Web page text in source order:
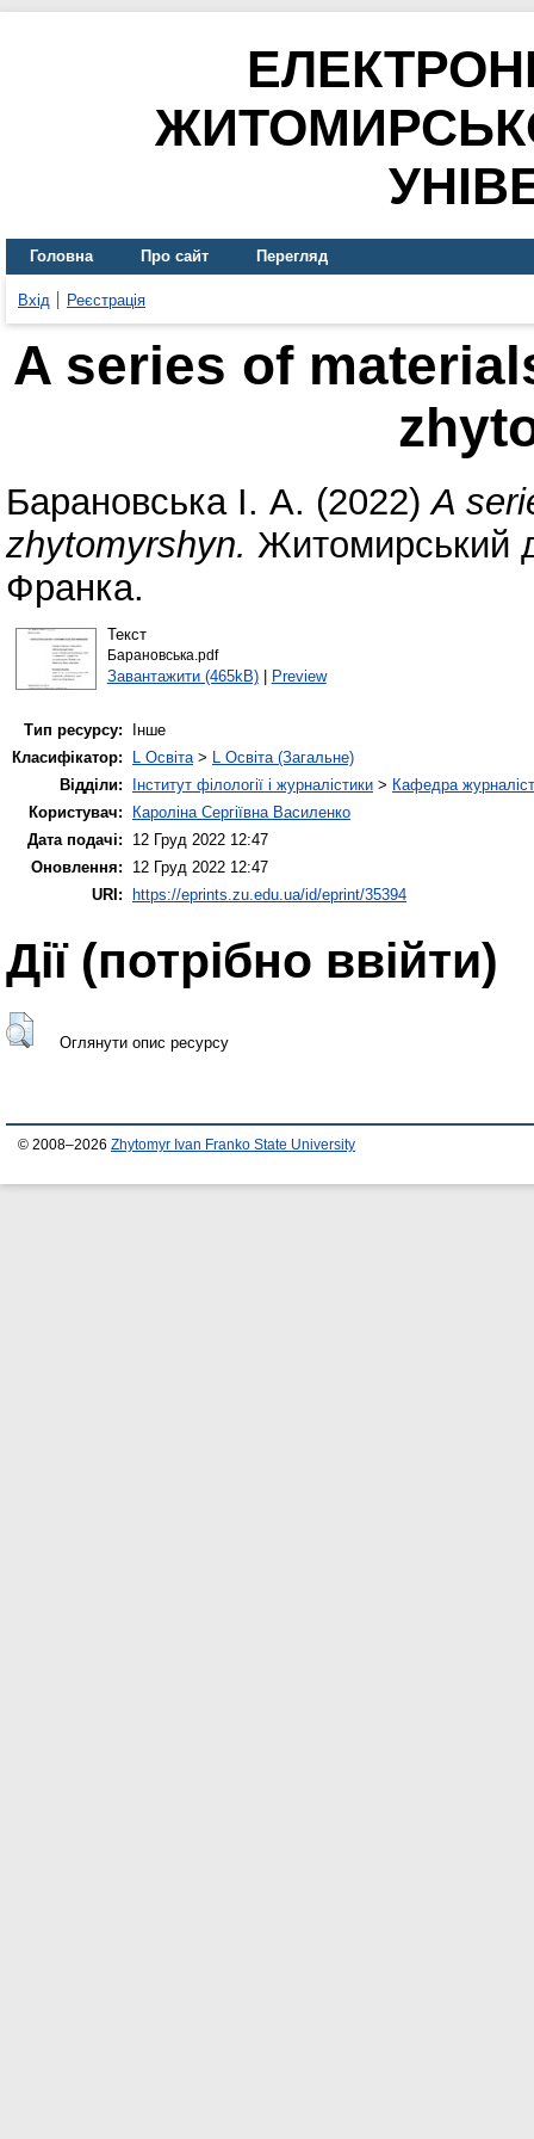
Головна Про сайт Перегляд
Вхід Реєстрація
A series of
Барановська І. А. (2022)A
zhytomyrshyn. Житомирський
Франка.
Текст
Барановська.pdf
Завантажити (465kB)| Preview
Тип ресурсу:
Інше
Класифікатор:
L Освіта> L Освіта (Загальне)
Відділи:
Інститут філології і журналістики > Кафедра
Користувач:
Кароліна Сергіївна Василенко
Дата подачі:
12 Груд 2022 12:47
Оновлення:
12 Груд 2022 12:47
URI:
https://eprints.zu.edu.ua/id/eprint/35394
Дії ​​(потрібно ввійти)
Оглянути опис ресурсу
© 2008–2026 Zhytomyr Ivan Franko State University